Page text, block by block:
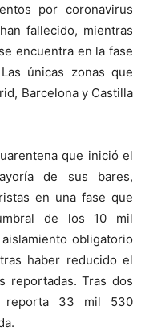
por coronavirus
fallecido, mientras
encuentra en la fase
únicas zonas que
Barcelona y Castilla
que inició el
de sus bares,
en una fase que
de los 10 mil
obligatorio
haber reducido el
reportadas. Tras dos
reporta 33 mil 530